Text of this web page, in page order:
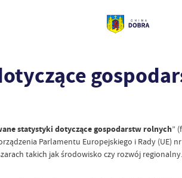
statystyki dotyczące gospodarstw rolnych”
Parlamentu Europejskiego i Rady (UE)
takich jak środowisko czy rozwój